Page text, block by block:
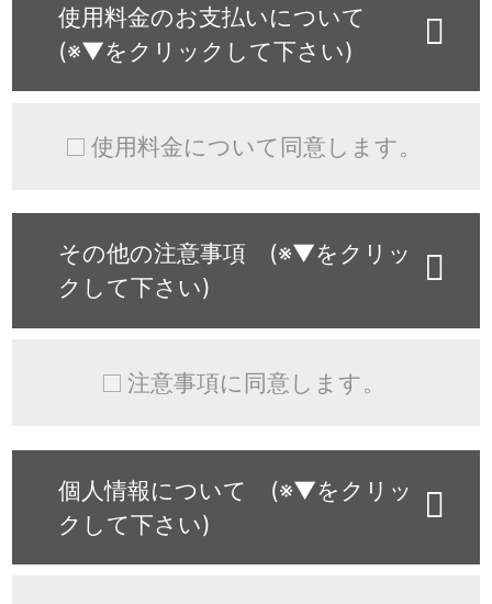
使用料金のお支払いについて
(※▼をクリックして下さい)
使用料金について同意します。
その他の注意事項 (※▼をクリッ
クして下さい)
注意事項に同意します。
個人情報について (※▼をクリッ
クして下さい)